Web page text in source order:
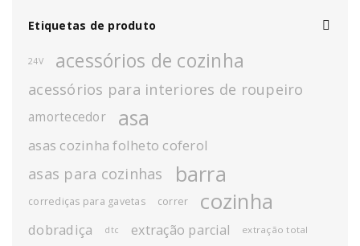
Etiquetas de produto
24V acessórios de cozinha
acessórios para interiores de roupeiro
amortecedor asa
asas cozinha folheto coferol
asas para cozinhas barra
corrediças para gavetas correr cozinha
dobradiça dtc extração parcial extração total